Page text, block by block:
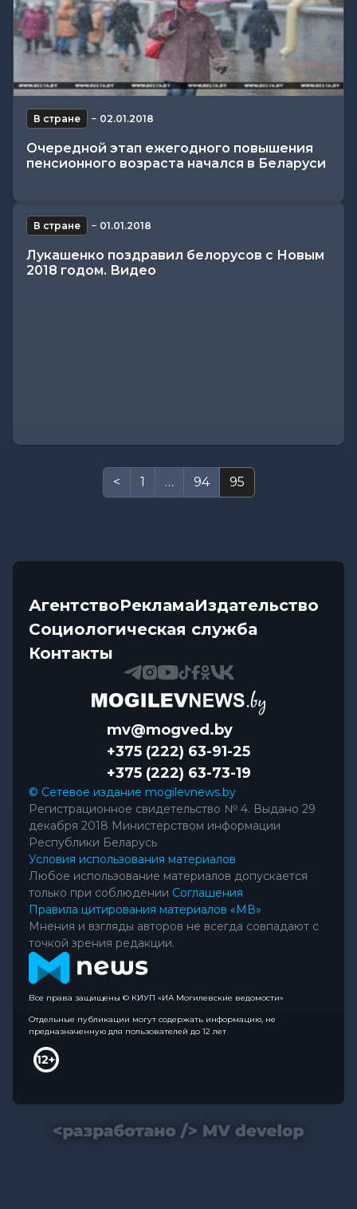
В стране − 02.01.2018
Очередной этап ежегодного повышения
пенсионного возраста начался в Беларуси
В стране − 01.01.2018
Лукашенко поздравил белорусов с Новым
2018 годом. Видео
< 1 … 94 95
АгентствоРекламаИздательство
Социологическая служба
Контакты
mv@mogved.by
+375 (222) 63-91-25
+375 (222) 63-73-19
© Сетевое издание mogilevnews.by
Регистрационное свидетельство № 4. Выдано 29
декабря 2018 Министерством информации
Республики Беларусь
Условия использования материалов
Любое использование материалов допускается
только при соблюдении Соглашения
Правила цитирования материалов «МВ»
Мнения и взгляды авторов не всегда совпадают с
точкой зрения редакции.
Все права защищены © КИУП «ИА Могилевские ведомости»
Отдельные публикации могут содержать информацию, не
предназначенную для пользователей до 12 лет